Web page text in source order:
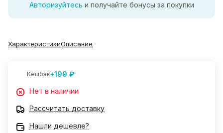
Авторизуйтесь и получайте бонусы за покупки
ХарактеристикиОписание
Кешбэк+199 ₽
Нет в наличии
Рассчитать доставку
Нашли дешевле?